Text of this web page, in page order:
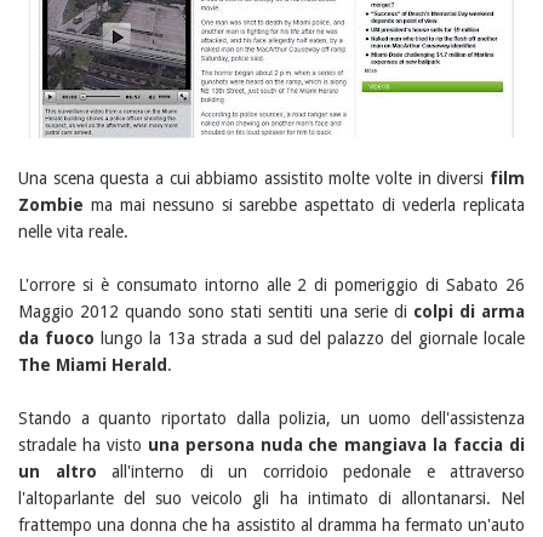
Una scena questa a cui abbiamo assistito molte volte in diversi film
Zombie ma mai nessuno si sarebbe aspettato di vederla replicata
nelle vita reale.
L'orrore si è consumato intorno alle 2 di pomeriggio di Sabato 26
Maggio 2012 quando sono stati sentiti una serie di colpi di arma
da fuoco lungo la 13a strada a sud del palazzo del giornale locale
The Miami Herald.
Stando a quanto riportato dalla polizia, un uomo dell'assistenza
stradale ha visto una persona nuda che mangiava la faccia di
un altro all'interno di un corridoio pedonale e attraverso
l'altoparlante del suo veicolo gli ha intimato di allontanarsi. Nel
frattempo una donna che ha assistito al dramma ha fermato un'auto